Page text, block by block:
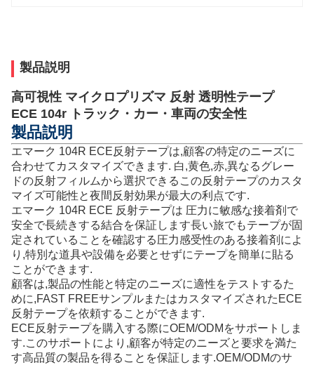
製品説明
高可視性 マイクロプリズマ 反射 透明性テープ
ECE 104r トラック・カー・車両の安全性
製品説明
エマーク 104R ECE反射テープは,顧客の特定のニーズに
合わせてカスタマイズできます. 白,黄色,赤,異なるグレー
ドの反射フィルムから選択できるこの反射テープのカスタ
マイズ可能性と夜間反射効果が最大の利点です.
エマーク 104R ECE 反射テープは 圧力に敏感な接着剤で
安全で長続きする結合を保証します長い旅でもテープが固
定されていることを確認する圧力感受性のある接着剤によ
り,特別な道具や設備を必要とせずにテープを簡単に貼る
ことができます.
顧客は,製品の性能と特定のニーズに適性をテストするた
めに,FAST FREEサンプルまたはカスタマイズされたECE
反射テープを依頼することができます.
ECE反射テープを購入する際にOEM/ODMをサポートしま
す.このサポートにより,顧客が特定のニーズと要求を満た
す高品質の製品を得ることを保証します.OEM/ODMのサ